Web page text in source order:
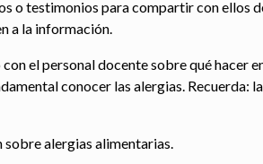
o testimonios para compartir con ellos
a la información.
el personal docente sobre qué hacer
conocer las alergias. Recuerda:
alergias alimentarias.